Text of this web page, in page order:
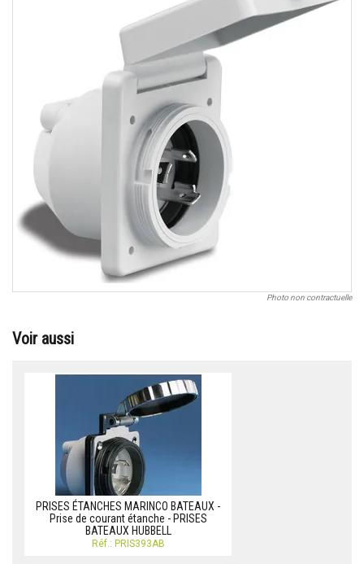
Photo non contractuelle
Voir aussi
PRISES ÉTANCHES MARINCO BATEAUX -
Prise de courant étanche - PRISES
BATEAUX HUBBELL
Réf.: PRIS393AB